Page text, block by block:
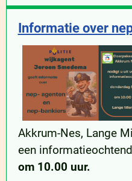
Informatie over
Akkrum-Nes, Lange
een
om 10.00 uur.